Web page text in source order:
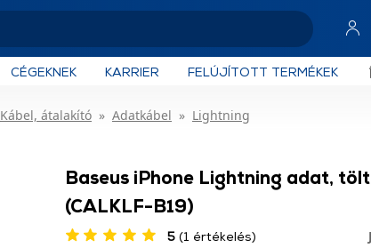
CÉGEKNEK KARRIER FELÚJÍTOTT TERMÉKEK
Kábel, átalakító Adatkábel
Lightning
Baseus iPhone Lightning adat,
(CALKLF-B19)
5 (1 értékelés)